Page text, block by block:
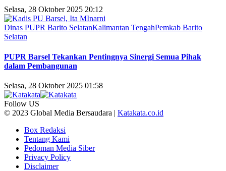
Selasa, 28 Oktober 2025 20:12
Dinas PUPR Barito SelatanKalimantan TengahPemkab Barito
Selatan
PUPR Barsel Tekankan Pentingnya Sinergi Semua Pihak
dalam Pembangunan
Selasa, 28 Oktober 2025 01:58
Follow US
© 2023 Global Media Bersaudara | Katakata.co.id
Box Redaksi
Tentang Kami
Pedoman Media Siber
Privacy Policy
Disclaimer